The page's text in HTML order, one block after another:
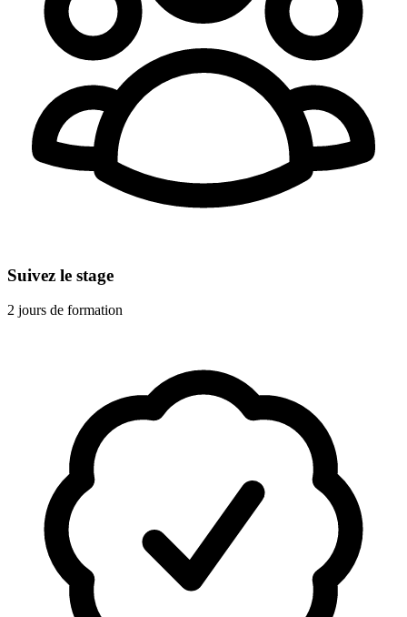
Suivez le stage
2 jours de formation